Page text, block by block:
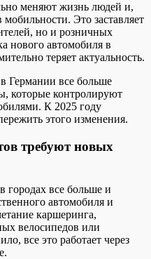
меняют жизнь людей и,
Это заставляет
но и розничных
нового автомобиля в
теряет актуальность.
Германии все больше
которые контролируют
К 2025 году
этого изменения.
требуют новых
городах все больше и
автомобиля и
каршеринга,
велосипедов или
все это работает через